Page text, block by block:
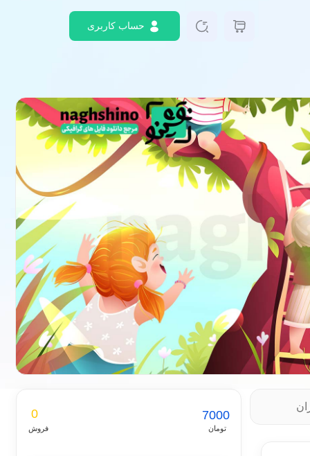
حساب کاربری
7000
تومان
0
فروش